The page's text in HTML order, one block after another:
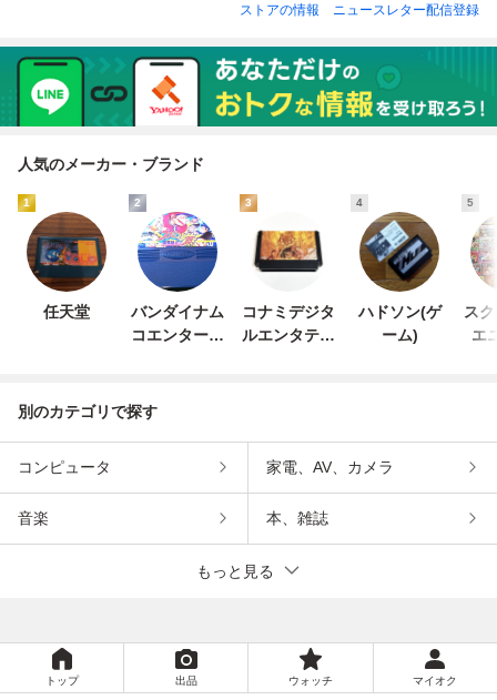
ストアの情報 ニュースレター配信登録
人気のメーカー・ブランド
1
任天堂
2
バンダイナム
コエンターテ
3
コナミデジタ
ルエンタテイ
4
ハドソン(ゲ
ーム)
5
ス
エ
別のカテゴリで探す
コンピュータ 家電、AV、カメラ
音楽 本、雑誌
もっと見る
トップ 出品 ウォッチ マイオク